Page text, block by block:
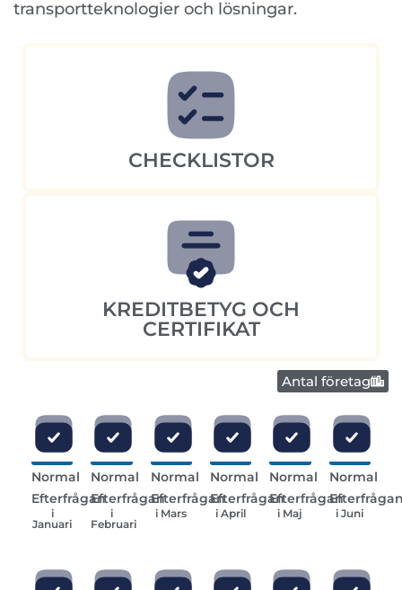
transportteknologier och lösningar.
CHECKLISTOR
KREDITBETYG OCH
CERTIFIKAT
Antal företag
Normal
Efterfrågan
i
Januari
Normal
Efterfrågan
i
Februari
Normal
Efterfrågan
i Mars
Normal
Efterfrågan
i April
Normal
Efterfrågan
i Maj
Normal
i Juni